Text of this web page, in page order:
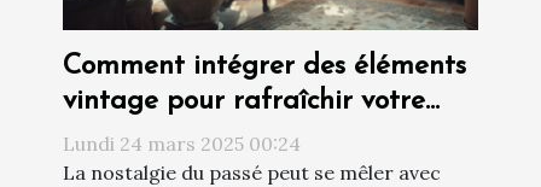
Comment intégrer des éléments
vintage pour rafraîchir votre
intérieur
Lundi 24 mars 2025 00:24
La nostalgie du passé peut se mêler avec